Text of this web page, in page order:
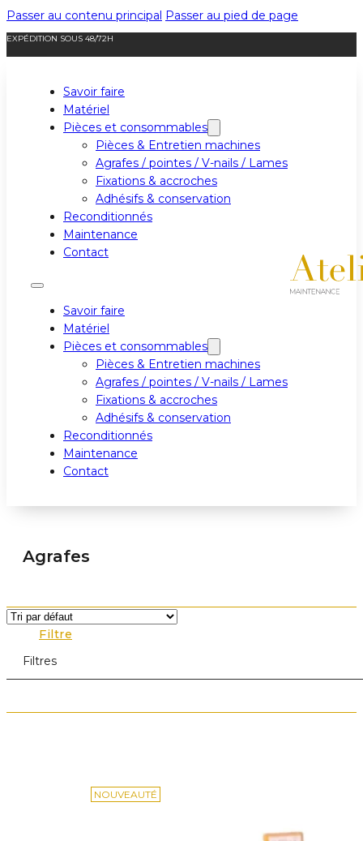
Passer au contenu principal Passer au pied de page
EXPÉDITION SOUS 48/72H
Savoir faire
Matériel
Pièces et consommables
Pièces & Entretien machines
Agrafes / pointes / V-nails / Lames
Fixations & accroches
Adhésifs & conservation
Reconditionnés
Maintenance
Contact
Savoir faire
Matériel
Pièces et consommables
Pièces & Entretien machines
Agrafes / pointes / V-nails / Lames
Fixations & accroches
Adhésifs & conservation
Reconditionnés
Maintenance
Contact
Agrafes
Filtre
Filtres
NOUVEAUTÉ